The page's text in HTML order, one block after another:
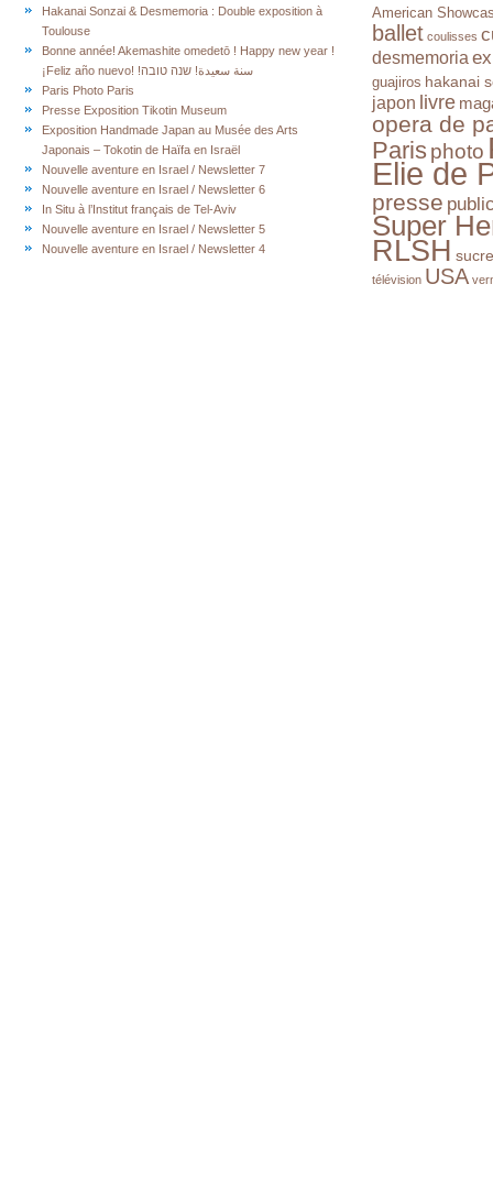
Hakanai Sonzai & Desmemoria : Double exposition à
Toulouse
Bonne année! Akemashite omedetō ! Happy new year !
¡Feliz año nuevo! !سنة سعيدة! שנה טובה
Paris Photo Paris
Presse Exposition Tikotin Museum
Exposition Handmade Japan au Musée des Arts
Japonais – Tokotin de Haïfa en Israël
Nouvelle aventure en Israel / Newsletter 7
Nouvelle aventure en Israel / Newsletter 6
In Situ à l’Institut français de Tel-Aviv
Nouvelle aventure en Israel / Newsletter 5
Nouvelle aventure en Israel / Newsletter 4
American
ballet coulisses
desmemoria
guajiros hakanai
japon livre
opera de
Paris photo
Elie de
presse
Super
RLSH sucre
télévision USA